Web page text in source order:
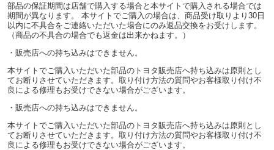
部品の保証期間は店舗で購入する場合と本サイトで購入される場合では
期間が異なります。 本サイトでご購入の場合は、商品受け取りより30日
以内に不具合をご連絡いただいた場合にのみ返品交換をお受けします。
（商品の不具合の場合でも返金は出来かねます。）
・販売店への持ち込みはできません。
本サイトでご購入いただいた部品のトヨタ販売店へ持ち込みは原則とし
てお断りさせていただきます。取り付け方法の質問やお客様取り付け不
良による修理もお受けできない場合がございます。
・販売店への持ち込みはできません。
本サイトでご購入いただいた部品のトヨタ販売店へ持ち込みは原則とし
てお断りさせていただきます。取り付け方法の質問やお客様取り付け不
良による修理もお受けできない場合がございます。